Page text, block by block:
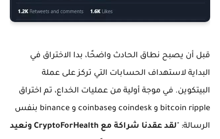
قبل أن يصبح نطاق الحادث واضحًا، بدا الاختراق في
البداية لاستهداف الحسابات التي تركز على عملة
البيتكوين. في موجة أولية من عمليات الخداع، تم اختراق
bitcoin ripple و coindesk وcoinbase و binance بنفس
الرسالة: "
لقد عقدنا شراكة مع CryptoForHealth ونعيد